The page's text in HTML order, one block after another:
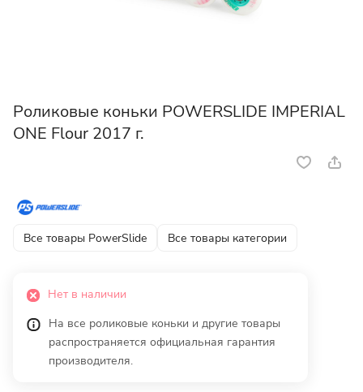
Роликовые коньки POWERSLIDE IMPERIAL
ONE Flour 2017 г.
Все товары PowerSlide Все товары категории
Нет в наличии
На все роликовые коньки и другие товары
распространяется официальная гарантия
производителя.